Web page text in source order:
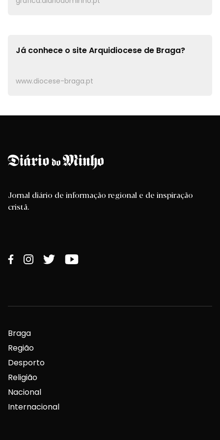
Já conhece o siteArquidiocese de Braga?
www.diocese-braga.pt
Jornal diário de informação regional e de inspiração
cristã.
Braga
Região
Desporto
Religião
Nacional
Internacional